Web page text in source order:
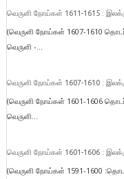
வெருளி நோய்கள் 1611-1615 :
(வெருளி நோய்கள் 1607-1610
வெருளி -...
வெருளி நோய்கள் 1607-1610 :
(வெருளி நோய்கள் 1601-1606
வெருளி...
வெருளி நோய்கள் 1601-1606 :
(வெருளி நோய்கள் 1591-1600